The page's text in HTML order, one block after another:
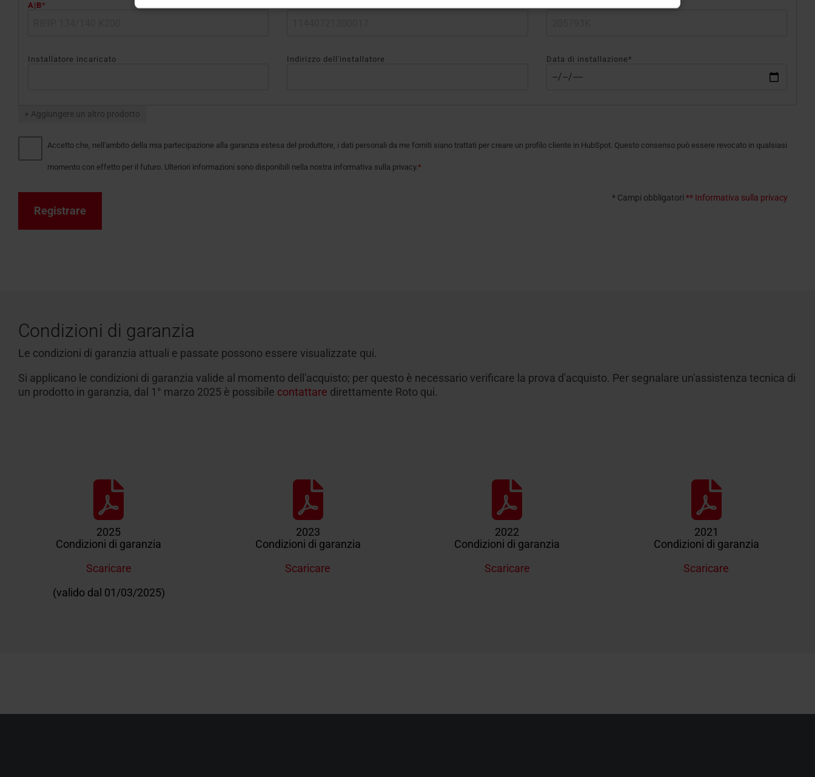
A|B*
Installatore incaricato Indirizzo dell'installatore Data di installazione*
+ Aggiungere un altro prodotto
Accetto che, nell'ambito della mia partecipazione alla garanzia estesa del produttore, i dati personali da me forniti siano trattati per creare un profilo cliente in HubSpot. Questo consenso può essere revocato in qualsiasi
momento con effetto per il futuro. Ulteriori informazioni sono disponibili nella nostra informativa sulla privacy.*
Registrare
* Campi obbligatori ** Informativa sulla privacy
Condizioni di garanzia
Le condizioni di garanzia attuali e passate possono essere visualizzate qui.
Si applicano le condizioni di garanzia valide al momento dell'acquisto; per questo è necessario verificare la prova d'acquisto. Per segnalare un'assistenza tecnica di
un prodotto in garanzia, dal 1° marzo 2025 è possibile contattare direttamente Roto qui.
2025
Condizioni di garanzia
Scaricare
(valido dal 01/03/2025)
2023
Condizioni di garanzia
Scaricare
2022
Condizioni di garanzia
Scaricare
2021
Condizioni di garanzia
Scaricare